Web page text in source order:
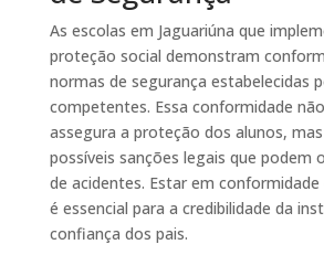
As escolas em Jaguariúna que
proteção social demonstram
normas de segurança estabelecidas
competentes. Essa conformidade
assegura a proteção dos alunos,
possíveis sanções legais que podem
de acidentes. Estar em
é essencial para a credibilidade da
confiança dos pais.